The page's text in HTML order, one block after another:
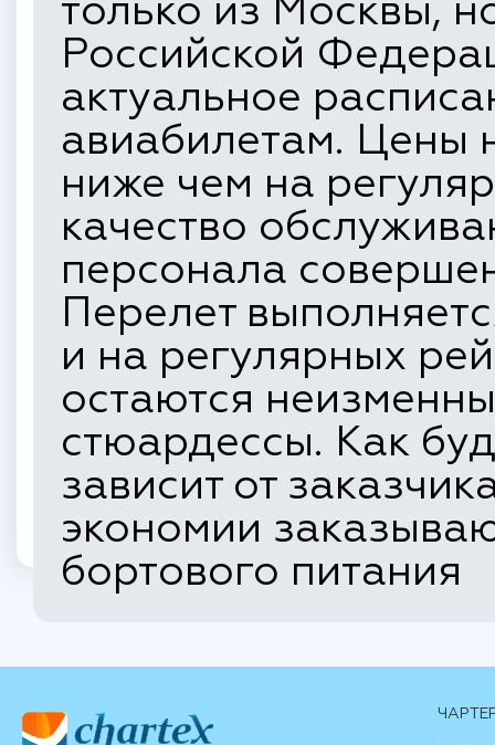
только из Москвы,
Российской
актуальное
авиабилетам. Цены
ниже чем на
качество
персонала
Перелет
и на регулярных
остаются
стюардессы. Как
зависит от
экономии
бортового питания